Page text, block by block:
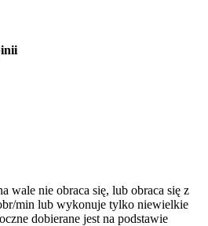
wale nie obraca się, lub obraca się z
min lub wykonuje tylko niewielkie
dobierane jest na podstawie